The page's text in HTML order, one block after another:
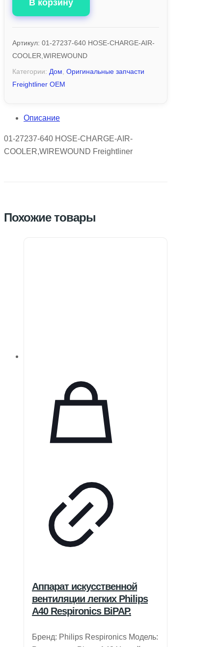
В корзину
Артикул: 01-27237-640 HOSE-CHARGE-AIR-
COOLER,WIREWOUND
Категории: Дом Оригинальные запчасти
Freightliner OEM
Описание
01-27237-640 HOSE-CHARGE-AIR-
COOLER,WIREWOUND Freightliner
Похожие товары
Аппарат искусственной
вентиляции легких Philips
A40 Respironics BiPAP.
Бренд: Philips Respironics Модель: